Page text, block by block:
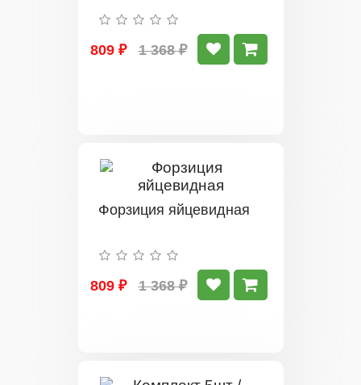
809 ₽ 1 368 ₽
Форзиция яйцевидная
809 ₽ 1 368 ₽